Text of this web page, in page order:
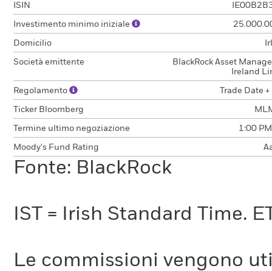
ISIN
Investimento minimo iniziale
Domicilio
Società emittente
BlackRock Asset
Ireland
Regolamento Trade Date
Ticker Bloomberg
Termine ultimo negoziazione 1:00
Moody's Fund Rating
Fonte: BlackRock
IST = Irish Standard Time.
Le commissioni vengono